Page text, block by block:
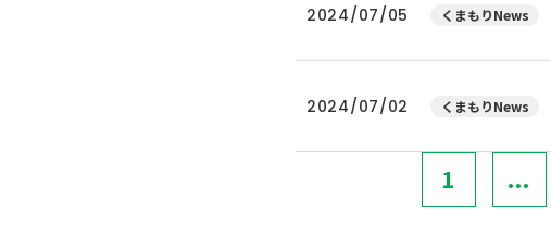
2024/07/05 くまもりNews
2024/07/02 くまもりNews
1 ...